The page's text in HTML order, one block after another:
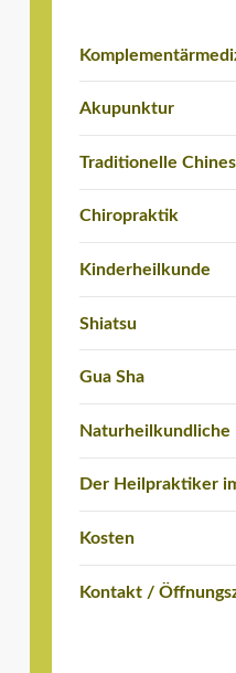
Akupunktur
Traditionelle
Chiropraktik
Kinderheilkunde
Shiatsu
Gua Sha
Naturheilkundliche
Der Heilpraktiker
Kosten
Kontakt /